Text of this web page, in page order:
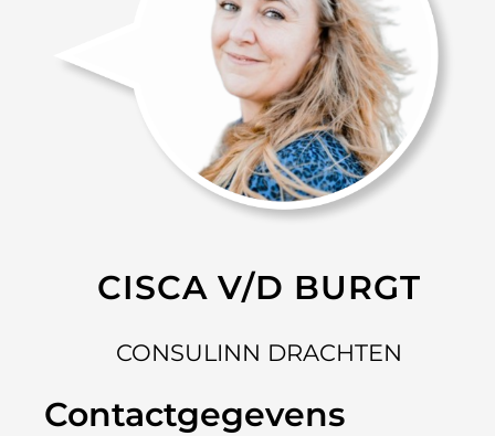
CISCA V/D BURGT
CONSULINN DRACHTEN
Contactgegevens